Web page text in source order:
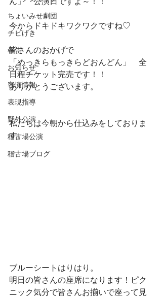
ちょいみせ劇団
チビげき
報告
お知らせ
客演情報
表現指導
野外公演
稽古場公演
稽古場ブログ
ん」　公演日ですよ～！！
今からドキドキワクワクですね♡
皆さんのおかげで
「めっきらもっきらどおんどん」　全
日程チケット完売です！！
ありがとうございます。
私たちは今朝から仕込みをしておりま
す。
ブルーシートはりはり。
明日の皆さんの座席になります！ピク
ニック気分で皆さんお揃いで座って見